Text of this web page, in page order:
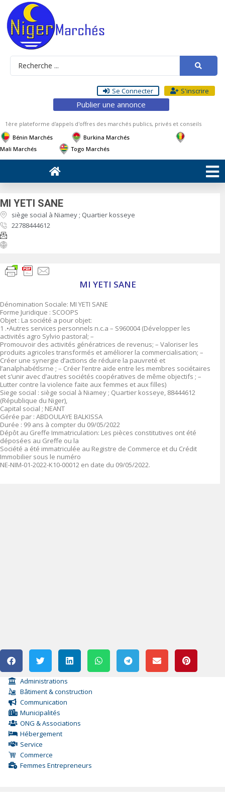
Se Connecter S'inscrire
Publier une annonce
1ère plateforme d'appels d'offres des marchés publics, privés et conseils
Bénin Marchés
Burkina Marchés
Mali Marchés
Togo Marchés
MI YETI SANE
siège social à Niamey ; Quartier kosseye
22788444612
MI YETI SANE
Dénomination Sociale: MI YETI SANE
Forme Juridique : SCOOPS
Objet : La société a pour objet:
1 .•Autres services personnels n.c.a – S960004 (Développer les
activités agro Sylvio pastoral; –
Promouvoir des activités génératrices de revenus; – Valoriser les
produits agricoles transformés et améliorer la commercialisation; –
Créer une synergie d’actions de réduire la pauvreté et
l’analphabétlsrne ; – Créer l’entre aide entre les membres sociétaires
et s’unir avec d’autres sociétés coopératives de même objectifs ; –
Lutter contre la violence faite aux femmes et aux filles)
Siege social : siège social à Niamey ; Quartier kosseye, 88444612
(République du Niger),
Capital social ; NEANT
Gérée par : ABDOULAYE BALKISSA
Durée : 99 ans à compter du 09/05/2022
Dépôt au Greffe Immatriculation: Les pièces constitutives ont été
déposées au Greffe ou la
Société a été immatriculée au Registre de Commerce et du Crédit
Immobilier sous le numéro
NE-NIM-01-2022-K10-00012 en date du 09/05/2022.
Administrations
Bâtiment & construction
Communication
Municipalités
ONG & Associations
Hébergement
Service
Commerce
Femmes Entrepreneurs